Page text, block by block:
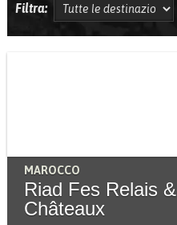
Filtra:
MAROCCO
Riad Fes Relais &
Châteaux